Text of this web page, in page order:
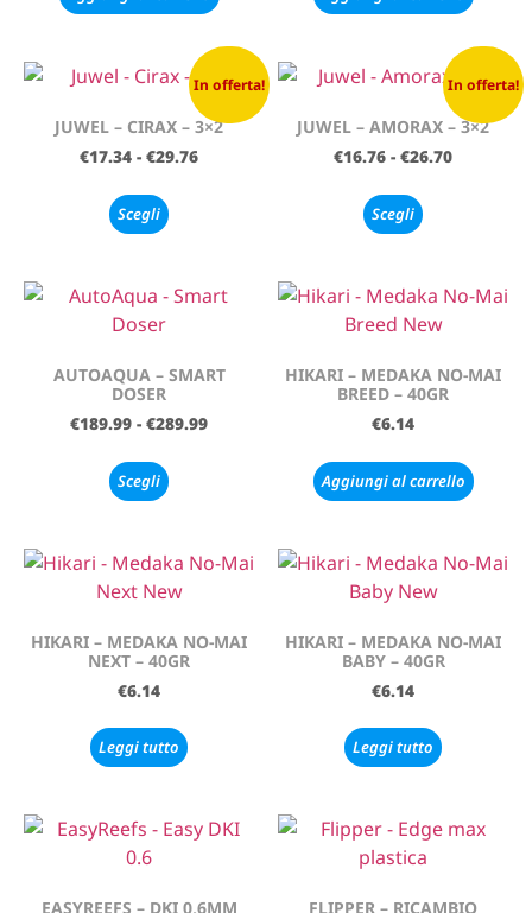
In offerta!
JUWEL – CIRAX – 3×2
€17.34 - €29.76
Scegli
In offerta!
JUWEL – AMORAX – 3×2
€16.76 - €26.70
Scegli
AUTOAQUA – SMART
DOSER
€189.99 - €289.99
Scegli
HIKARI – MEDAKA NO-MAI
BREED – 40GR
€6.14
Aggiungi al carrello
HIKARI – MEDAKA NO-MAI
NEXT – 40GR
€6.14
Leggi tutto
HIKARI – MEDAKA NO-MAI
BABY – 40GR
€6.14
Leggi tutto
EASYREEFS – DKI 0,6MM FLIPPER – RICAMBIO